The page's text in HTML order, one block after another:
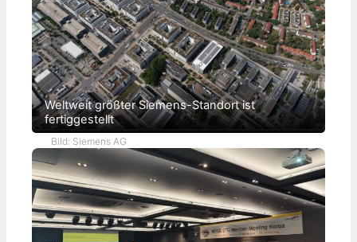
Weltweit größter Siemens-Standort ist
fertiggestellt
Bild: Siemens AG